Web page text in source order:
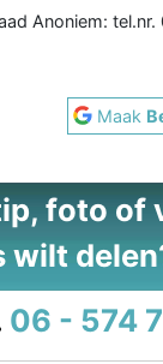
Anoniem:
Maak
foto of
wilt
06 - 574